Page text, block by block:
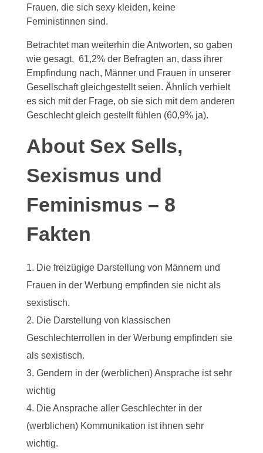
Frauen, die sich sexy kleiden, keine
Feministinnen sind.
Betrachtet man weiterhin die Antworten, so gaben
wie gesagt, 61,2% der Befragten an, dass ihrer
Empfindung nach, Männer und Frauen in unserer
Gesellschaft gleichgestellt seien. Ähnlich verhielt
es sich mit der Frage, ob sie sich mit dem anderen
Geschlecht gleich gestellt fühlen (60,9% ja).
About Sex Sells,
Sexismus und
Feminismus – 8
Fakten
Die freizügige Darstellung von Männern und
Frauen in der Werbung empfinden sie nicht als
sexistisch.
Die Darstellung von klassischen
Geschlechterrollen in der Werbung empfinden sie
als sexistisch.
Gendern in der (werblichen) Ansprache ist sehr
wichtig
Die Ansprache aller Geschlechter in der
(werblichen) Kommunikation ist ihnen sehr
wichtig.